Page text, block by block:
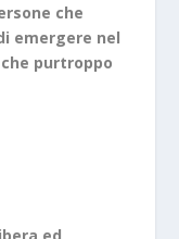
che
emergere nel
purtroppo